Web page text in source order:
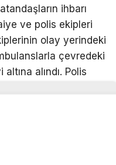
ihbarı
ve polis ekipleri
olay yerindeki
çevredeki
alındı. Polis
trafik